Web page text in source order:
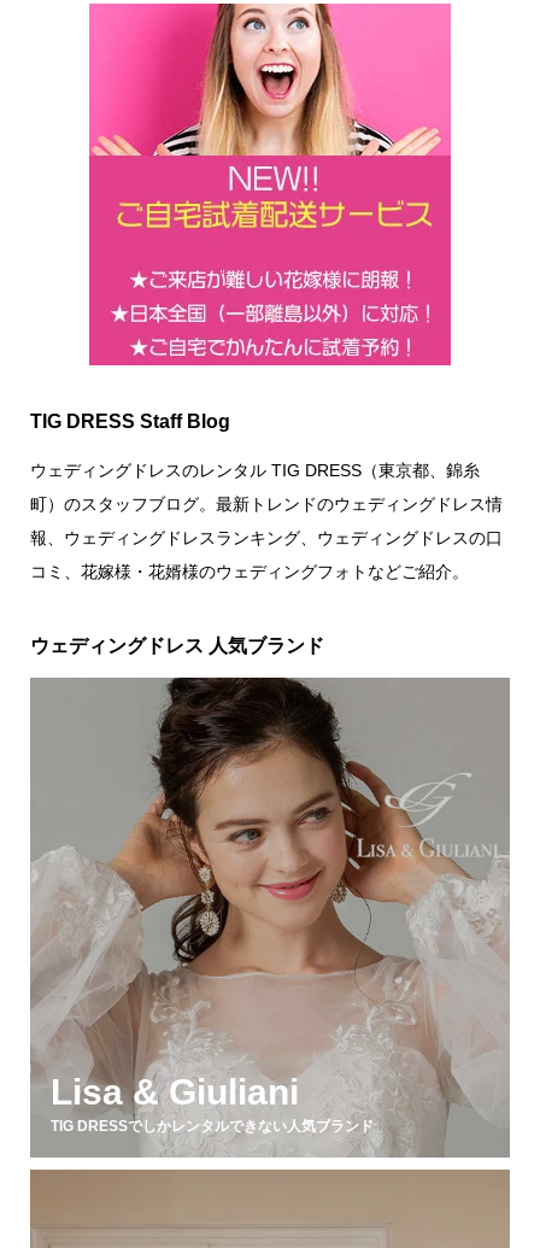
TIG DRESS Staff Blog
ウェディングドレスのレンタル TIG DRESS（東京都、錦糸
町）のスタッフブログ。最新トレンドのウェディングドレス情
報、ウェディングドレスランキング、ウェディングドレスの口
コミ、花嫁様・花婿様のウェディングフォトなどご紹介。
ウェディングドレス 人気ブランド
Lisa & Giuliani
TIG DRESSでしかレンタルできない人気ブランド